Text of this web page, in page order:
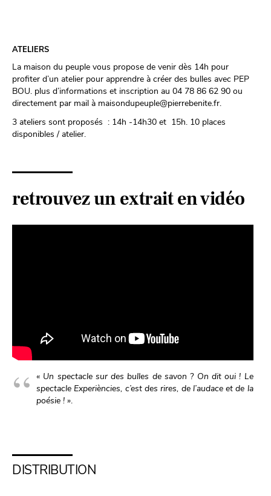
ATELIERS
La maison du peuple vous propose de venir dès 14h pour
profiter d’un atelier pour apprendre à créer des bulles avec PEP
BOU. plus d’informations et inscription au 04 78 86 62 90 ou
directement par mail à maisondupeuple@pierrebenite.fr.
3 ateliers sont proposés : 14h -14h30 et 15h. 10 places
disponibles / atelier.
retrouvez un extrait en vidéo
« Un spectacle sur des bulles de savon ? On dit oui ! Le
spectacle Experiències, c’est des rires, de l’audace et de la
poésie ! ».
DISTRIBUTION